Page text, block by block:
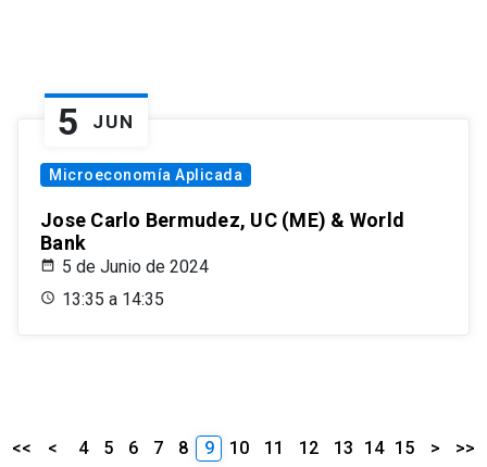
5 JUN
Microeconomía Aplicada
Jose Carlo Bermudez, UC (ME) & World
Bank
5 de Junio de 2024
13:35 a 14:35
<< < 4 5 6 7 8 9 10 11 12 13 14 15 > >>